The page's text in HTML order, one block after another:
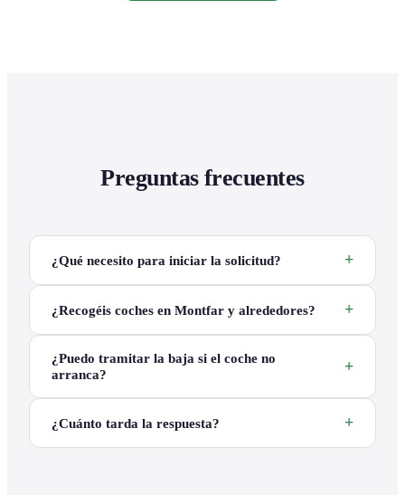
Preguntas frecuentes
¿Qué necesito para iniciar la solicitud?
¿Recogéis coches en Montfar y alrededores?
¿Puedo tramitar la baja si el coche no
arranca?
¿Cuánto tarda la respuesta?